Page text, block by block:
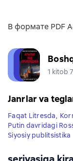
В формате PDF
1 kitob
Janrlar va
Faqat Litresda,
Putin davridagi
Siyosiy publitsistika